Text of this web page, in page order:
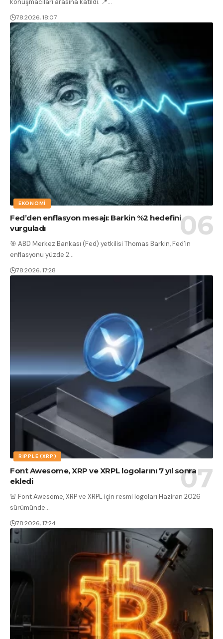
konuşmacıları arasına katıldı. 📍…
7.8.2026, 18:07
EKONOMI
Fed’den enflasyon mesajı: Barkin %2 hedefini
vurguladı
🎯 ABD Merkez Bankası (Fed) yetkilisi Thomas Barkin, Fed’in
enflasyonu yüzde 2…
7.8.2026, 17:28
RIPPLE (XRP)
Font Awesome, XRP ve XRPL logolarını 7 yıl sonra
ekledi
🚨 Font Awesome, XRP ve XRPL için resmi logoları Haziran 2026
sürümünde…
7.8.2026, 17:24